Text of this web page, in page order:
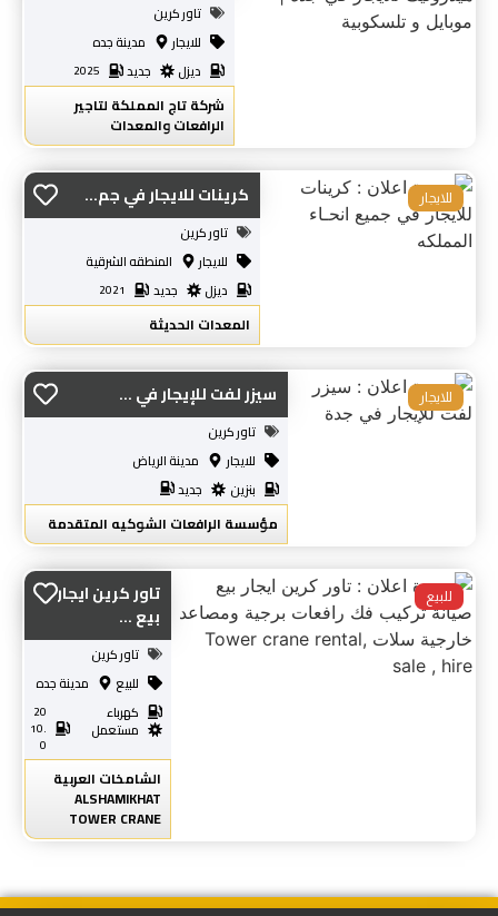
تاور كرين
للايجار
مدينة جده
ديزل
جديد 2025
شركة تاج المملكة لتاجير
الرافعات والمعدات
كرينات للايجار في جم...
تاور كرين
للايجار
المنطقه الشرقية
ديزل
جديد 2021
المعدات الحديثة
للايجار
سيزر لفت للإيجار في ...
تاور كرين
للايجار
مدينة الرياض
بنزين
جديد
مؤسسة الرافعات الشوكيه المتقدمة
للايجار
تاور كرين ايجار
بيع ...
تاور كرين
للبيع
مدينة جده
كهرباء
مستعمل
20
10.
0
الشامخات العربية
ALSHAMIKHAT
TOWER CRANE
للبيع